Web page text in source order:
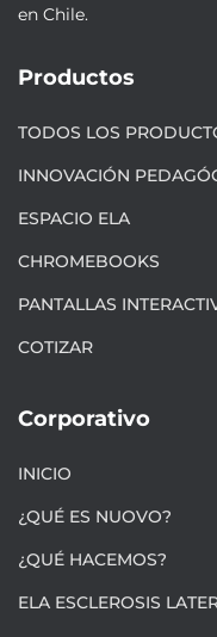
en Chile.
Productos
TODOS LOS
INNOVACIÓN
ESPACIO ELA
CHROMEBOOKS
PANTALLAS
COTIZAR
Corporativo
INICIO
¿QUÉ ES NUOVO?
¿QUÉ HACEMOS?
ELA ESCLEROSIS